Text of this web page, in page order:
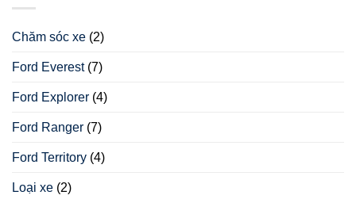
Chăm sóc xe (2)
Ford Everest(7)
Ford Explorer (4)
Ford Ranger (7)
Ford Territory (4)
Loại xe (2)